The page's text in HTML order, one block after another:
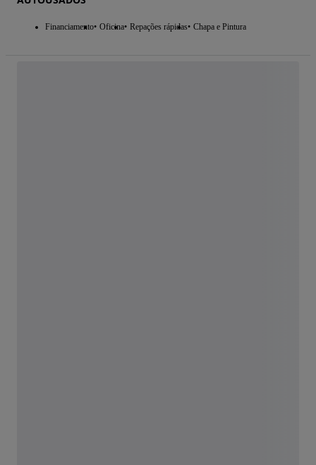
Financiamento Oficina Repações rápidas Chapa e Pintura